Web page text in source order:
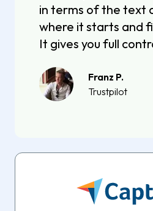
in terms of the text
where it starts and
It gives you full
Franz P.
Trustpilot